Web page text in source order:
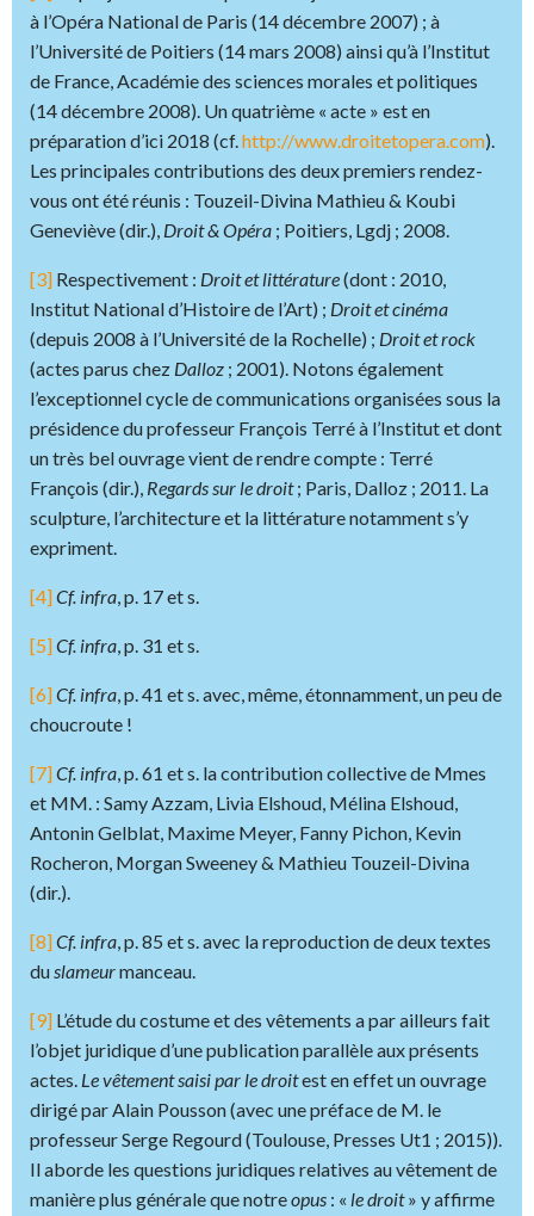
à l’Opéra National de Paris (14 décembre 2007) ; à
l’Université de Poitiers (14 mars 2008) ainsi qu’à l’Institut
de France, Académie des sciences morales et politiques
(14 décembre 2008). Un quatrième « acte » est en
préparation d’ici 2018 (cf.http://www.droitetopera.com).
Les principales contributions des deux premiers rendez-
vous ont été réunis : Touzeil-Divina Mathieu & Koubi
Geneviève (dir.), Droit & Opéra ; Poitiers, Lgdj ; 2008.
[3] Respectivement : Droit et littérature(dont : 2010,
Institut National d’Histoire de l’Art) ; Droit et cinéma
(depuis 2008 à l’Université de la Rochelle) ; Droit et rock
(actes parus chez Dalloz ; 2001). Notons également
l’exceptionnel cycle de communications organisées sous la
présidence du professeur François Terré à l’Institut et dont
un très bel ouvrage vient de rendre compte : Terré
François (dir.), Regards sur le droit; Paris, Dalloz ; 2011. La
sculpture, l’architecture et la littérature notamment s’y
expriment.
[4]Cf. infra, p. 17 et s.
[5]Cf. infra, p. 31 et s.
[6]Cf. infra, p. 41 et s. avec, même, étonnamment, un peu de
choucroute !
[7]Cf. infra, p. 61 et s. la contribution collective de Mmes
et MM. : Samy Azzam, Livia Elshoud, Mélina Elshoud,
Antonin Gelblat, Maxime Meyer, Fanny Pichon, Kevin
Rocheron, Morgan Sweeney & Mathieu Touzeil-Divina
(dir.).
[8]Cf. infra, p. 85 et s. avec la reproduction de deux textes
duslameurmanceau.
[9] L’étude du costume et des vêtements a par ailleurs fait
l’objet juridique d’une publication parallèle aux présents
actes. Le vêtement saisi par le droitest en effet un ouvrage
dirigé par Alain Pousson (avec une préface de M. le
professeur Serge Regourd (Toulouse, Presses Ut1 ; 2015)).
Il aborde les questions juridiques relatives au vêtement de
manière plus générale que notreopus : « le droit» y affirme